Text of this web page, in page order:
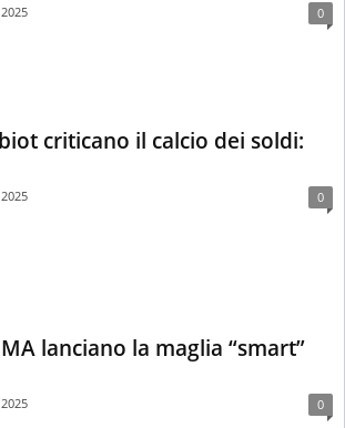
0
criticano il calcio dei soldi:
0
lanciano la maglia “smart”
0